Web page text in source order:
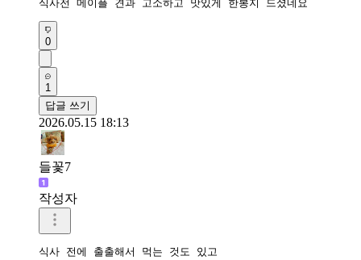
식사전 메이플 견과 고소하고 맛있게 한봉지 드셨네요
0
1
답글 쓰기
2026.05.15 18:13
들꽃7
작성자
식사 전에 출출해서 먹는 것도 있고